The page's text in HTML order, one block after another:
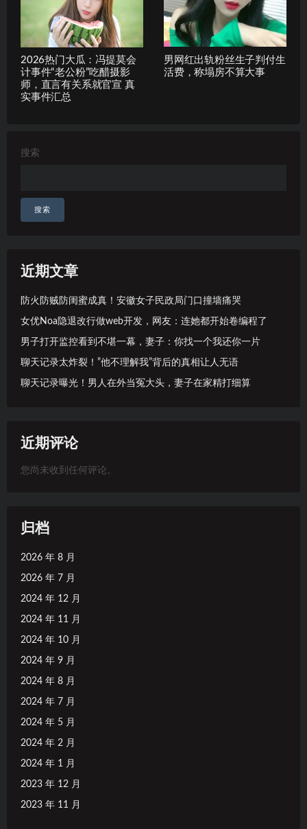
2026热门大瓜：冯提莫会
计事件“老公粉”吃醋摄影
师，直言有关系就官宣 真
实事件汇总
男网红出轨粉丝生子判付生
活费，称塌房不算大事
搜索
搜索
近期文章
防火防贼防闺蜜成真！安徽女子民政局门口撞墙痛哭
女优Noa隐退改行做web开发，网友：连她都开始卷编程了
男子打开监控看到不堪一幕，妻子：你找一个我还你一片
聊天记录太炸裂！”他不理解我”背后的真相让人无语
聊天记录曝光！男人在外当冤大头，妻子在家精打细算
近期评论
您尚未收到任何评论。
归档
2026 年 8 月
2026 年 7 月
2024 年 12 月
2024 年 11 月
2024 年 10 月
2024 年 9 月
2024 年 8 月
2024 年 7 月
2024 年 5 月
2024 年 2 月
2024 年 1 月
2023 年 12 月
2023 年 11 月